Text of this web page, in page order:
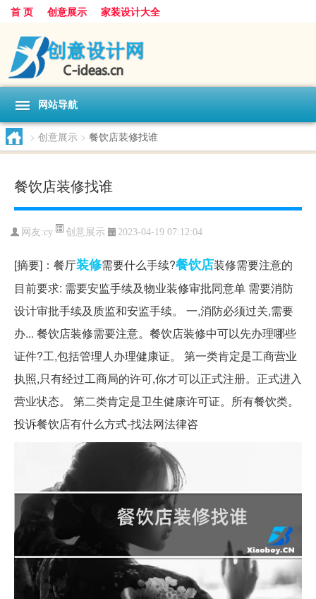
首 页 创意展示 家装设计大全
网站导航
> 创意展示 > 餐饮店装修找谁
餐饮店装修找谁
网友:cy 创意展示 2023-04-19 07:12:04
[摘要]：餐厅装修需要什么手续?餐饮店装修需要注意的
目前要求: 需要安监手续及物业装修审批同意单 需要消防
设计审批手续及质监和安监手续。 一,消防必须过关,需要
办... 餐饮店装修需要注意。餐饮店装修中可以先办理哪些
证件?工,包括管理人办理健康证。 第一类肯定是工商营业
执照,只有经过工商局的许可,你才可以正式注册。正式进入
营业状态。 第二类肯定是卫生健康许可证。所有餐饮类。
投诉餐饮店有什么方式-找法网法律咨